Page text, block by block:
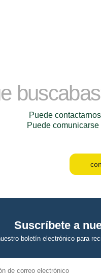
Puede
Puede
Suscríbete a
boletín electrónico para